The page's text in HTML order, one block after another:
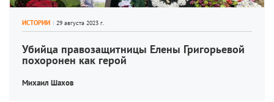
ИСТОРИИ
Убийца правозащитницы Елены Григорьевой
похоронен как герой
Михаил Шахов